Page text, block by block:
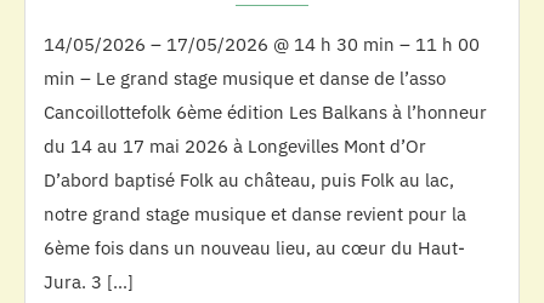
14/05/2026 – 17/05/2026 @ 14 h 30 min – 11 h 00
min – Le grand stage musique et danse de l’asso
Cancoillottefolk 6ème édition Les Balkans à l’honneur
du 14 au 17 mai 2026 à Longevilles Mont d’Or
D’abord baptisé Folk au château, puis Folk au lac,
notre grand stage musique et danse revient pour la
6ème fois dans un nouveau lieu, au cœur du Haut-
Jura. 3 […]